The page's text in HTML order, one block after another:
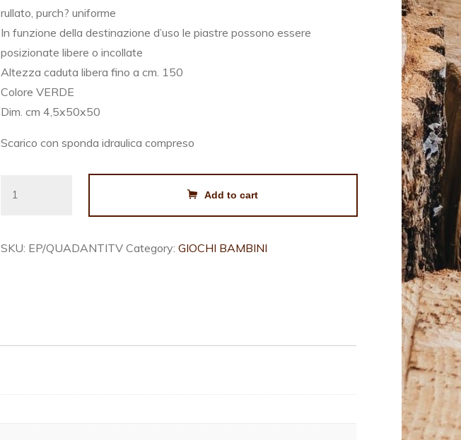
rullato, purch? uniforme
In funzione della destinazione d’uso le piastre possono essere
posizionate libere o incollate
Altezza caduta libera fino a cm. 150
Colore VERDE
Dim. cm 4,5x50x50
Scarico con sponda idraulica compreso
VERDE
Add to cart
SKU: EP/QUADANTITV Category: GIOCHI BAMBINI